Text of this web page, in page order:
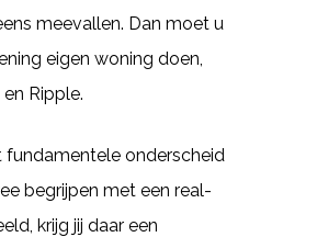
meevallen. Dan moet u
eigen woning doen,
Ripple.
fundamentele onderscheid
begrijpen met een real-
krijg jij daar een